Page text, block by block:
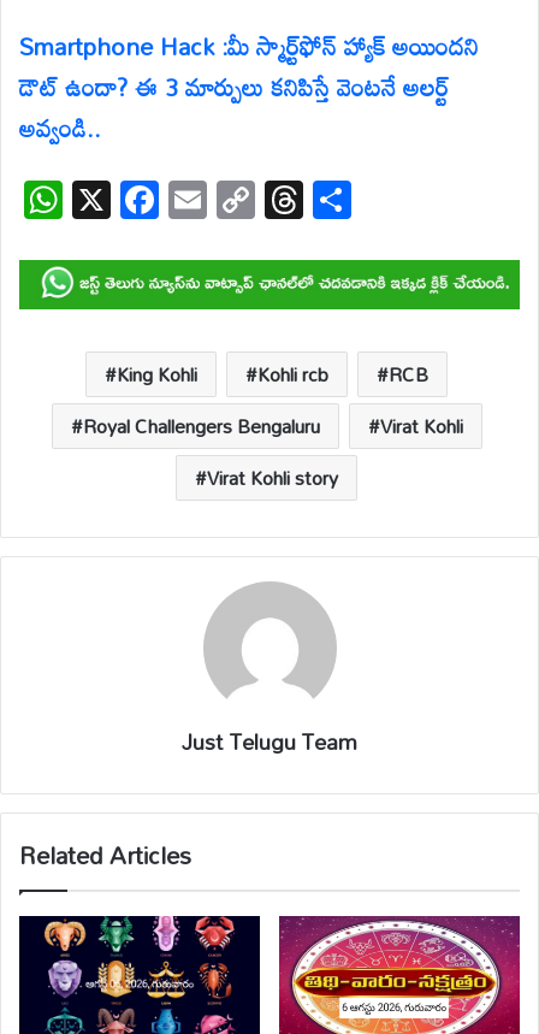
Smartphone Hack :మీ స్మార్ట్‌ఫోన్ హ్యాక్ అయిందని
డౌట్ ఉందా? ఈ 3 మార్పులు కనిపిస్తే వెంటనే అలర్ట్
అవ్వండి..
W
h
at
s
A
p
p
X F
ac
e
b
o
o
k
E
m
ail
C
o
p
y
Li
n
k
T
hr
e
a
d
s
ar
e
King Kohli Kohli rcb
RCB
Royal Challengers Bengaluru
Virat Kohli
Virat Kohli story
Just Telugu Team
Related Articles